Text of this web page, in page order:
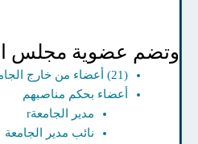
عضوية مجلس
أعضاء بحكم مناصبهم
مدير الجامعةr
نائب مدير الجامعة